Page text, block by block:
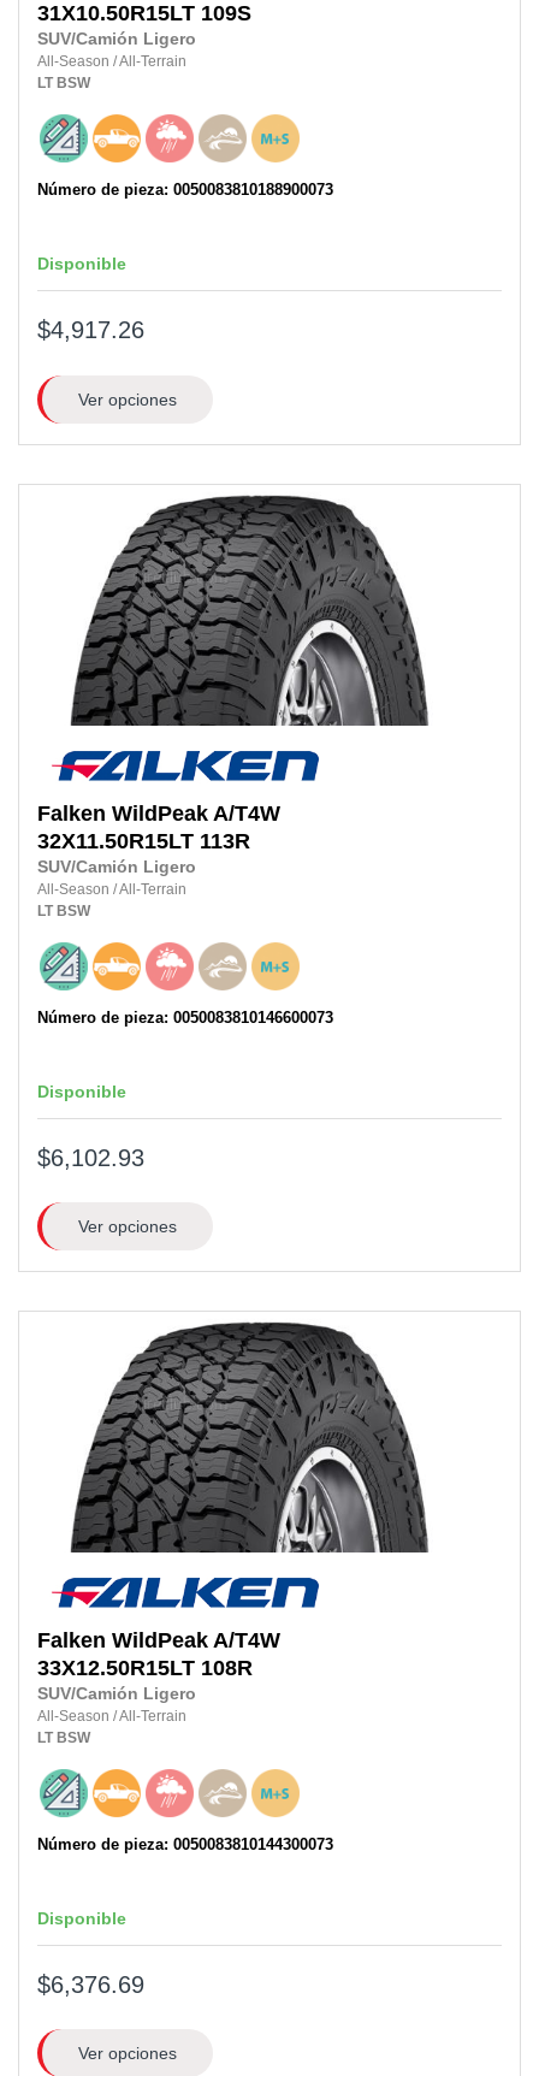
31X10.50R15LT 109S
SUV/Camión Ligero
All-Season /All-Terrain
LT BSW
Número de pieza: 0050083810188900073
Disponible
$4,917.26
Ver opciones
Falken WildPeak A/T4W
32X11.50R15LT 113R
SUV/Camión Ligero
All-Season /All-Terrain
LT BSW
Número de pieza: 0050083810146600073
Disponible
$6,102.93
Ver opciones
Falken WildPeak A/T4W
33X12.50R15LT 108R
SUV/Camión Ligero
All-Season /All-Terrain
LT BSW
Número de pieza: 0050083810144300073
Disponible
$6,376.69
Ver opciones